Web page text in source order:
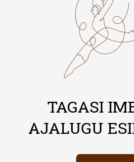
TAGASI
AJALUGU